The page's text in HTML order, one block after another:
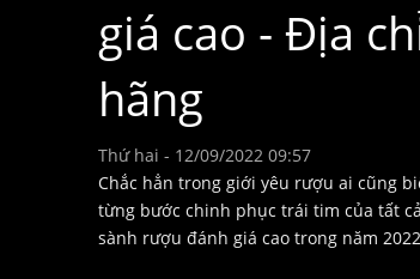
giá cao - Địa
hãng
Thứ hai - 12/09/2022 09:57
Chắc hẳn trong giới yêu rượu ai cũng
từng bước chinh phục trái tim của tất
sành rượu đánh giá cao trong năm